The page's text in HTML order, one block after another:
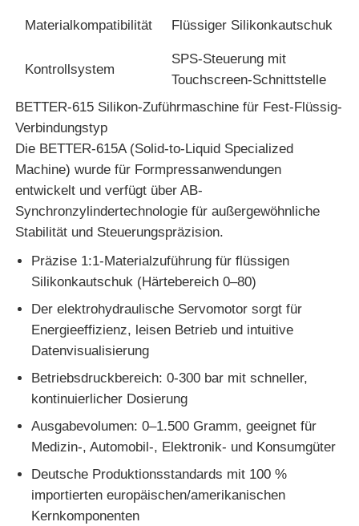
Referenzen
LSR-Spritzgießmaschine
Silikon Spritzgießmaschine
LSR-Dosierungssystem
Umspritzmaschine
Spritzgussmaschinen-Zubehör
Silikongummi-Spritzgießerei
Materialkompatibilität Flüssiger Silikonkautschuk
Kontrollsystem
SPS-Steuerung mit
Touchscreen-Schnittstelle
BETTER-615 Silikon-Zuführmaschine für Fest-Flüssig-
Verbindungstyp
Die BETTER-615A (Solid-to-Liquid Specialized
Machine) wurde für Formpressanwendungen
entwickelt und verfügt über AB-
Synchronzylindertechnologie für außergewöhnliche
Stabilität und Steuerungspräzision.
Präzise 1:1-Materialzuführung für flüssigen
Silikonkautschuk (Härtebereich 0–80)
Der elektrohydraulische Servomotor sorgt für
Energieeffizienz, leisen Betrieb und intuitive
Datenvisualisierung
Betriebsdruckbereich: 0-300 bar mit schneller,
kontinuierlicher Dosierung
Ausgabevolumen: 0–1.500 Gramm, geeignet für
Medizin-, Automobil-, Elektronik- und Konsumgüter
Deutsche Produktionsstandards mit 100 %
importierten europäischen/amerikanischen
Kernkomponenten